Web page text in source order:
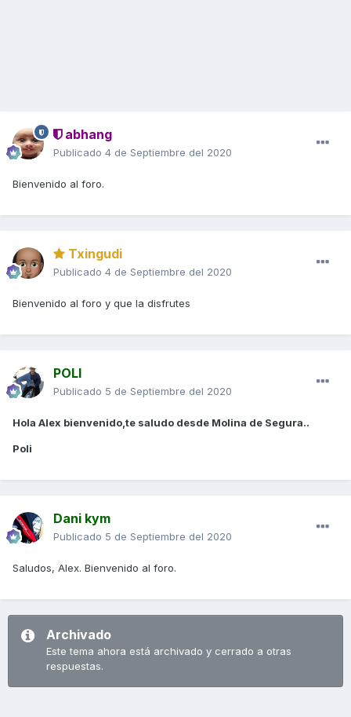
abhang
Publicado 4 de Septiembre del 2020
Bienvenido al foro.
Txingudi
Publicado 4 de Septiembre del 2020
Bienvenido al foro y que la disfrutes
POLI
Publicado 5 de Septiembre del 2020
Hola Alex bienvenido,te saludo desde Molina de Segura..
Poli
Dani kym
Publicado 5 de Septiembre del 2020
Saludos, Alex. Bienvenido al foro.
Archivado
Este tema ahora está archivado y cerrado a otras
respuestas.